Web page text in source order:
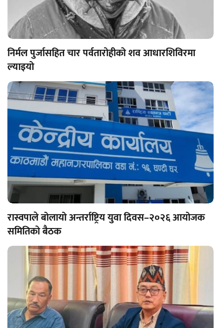
निर्मल पुर्जासहित चार पर्वतारोहीको शव आधारशिविरमा
ल्याइयो
रास्वपाले बोलायो अन्तर्राष्ट्रिय युवा दिवस–२०२६ आयोजक
समितिको बैठक